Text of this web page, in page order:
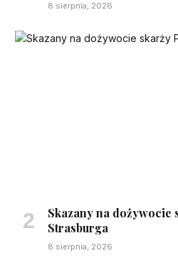
8 sierpnia, 2026
Skazany na dożywocie
Strasburga
8 sierpnia, 2026